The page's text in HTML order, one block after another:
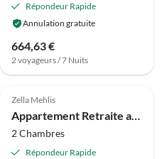
Répondeur Rapide
Annulation gratuite
664,63 €
2 voyageurs / 7 Nuits
4.0 (2)
Zella Mehlis
Appartement Retraite avec vue sur la forêt
2 Chambres
Répondeur Rapide